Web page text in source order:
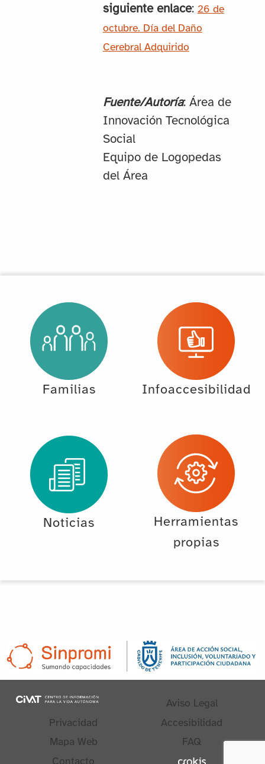
siguiente enlace: 26 de
octubre. Día del Daño
Cerebral Adquirido
Fuente/Autoría: Área de
Innovación Tecnológica
Social
Equipo de Logopedas
del Área
Familias Infoaccesibilidad
Noticias
Herramientas
propias
Aviso Legal
Privacidad
Accesibilidad
Mapa Web
FAQ
Contacto